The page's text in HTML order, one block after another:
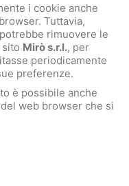
i cookie anche
Tuttavia,
rimuovere le
Mirò s.r.l., per
periodicamente
preferenze.
è possibile anche
web browser che si